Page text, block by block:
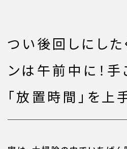
つい後回しにした
ンは午前中に！
「放置時間」を上